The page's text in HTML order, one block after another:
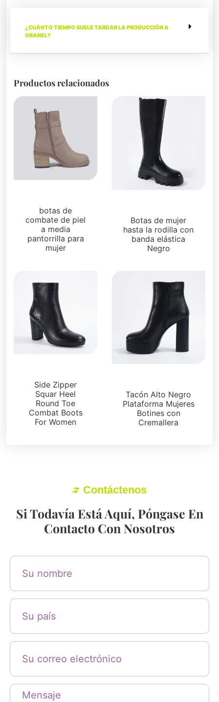
¿CUÁNTO TIEMPO SUELE TARDAR LA PRODUCCIÓN A
GRANEL?
Productos relacionados
botas de
combate de piel
a media
pantorrilla para
mujer
Botas de mujer
hasta la rodilla con
banda elástica
Negro
Side Zipper
Squar Heel
Round Toe
Combat Boots
For Women
Tacón Alto Negro
Plataforma Mujeres
Botines con
Cremallera
Contáctenos
Si Todavía Está Aquí, Póngase En
Contacto Con Nosotros